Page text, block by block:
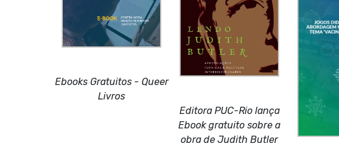
Ebooks Gratuitos - Queer
Livros
Editora PUC-Rio lança
Ebook gratuito sobre a
obra de Judith Butler